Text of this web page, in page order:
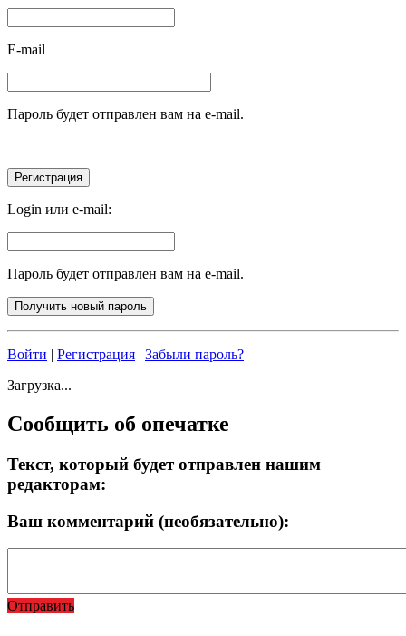
E-mail
Пароль будет отправлен вам на e-mail.
Login или e-mail:
Пароль будет отправлен вам на e-mail.
Войти | Регистрация | Забыли пароль?
Загрузка...
Сообщить об опечатке
Текст, который будет отправлен нашим
редакторам:
Ваш комментарий (необязательно):
Отправить